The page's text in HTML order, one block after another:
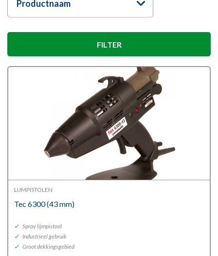
Productnaam
FILTER
LIJMPISTOLEN
Tec 6300 (43 mm)
✓ Spray lijmpistool
✓ Industrieel gebruik
✓ Groot dekkingsgebied